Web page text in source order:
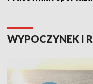
WYPOCZYNEK I